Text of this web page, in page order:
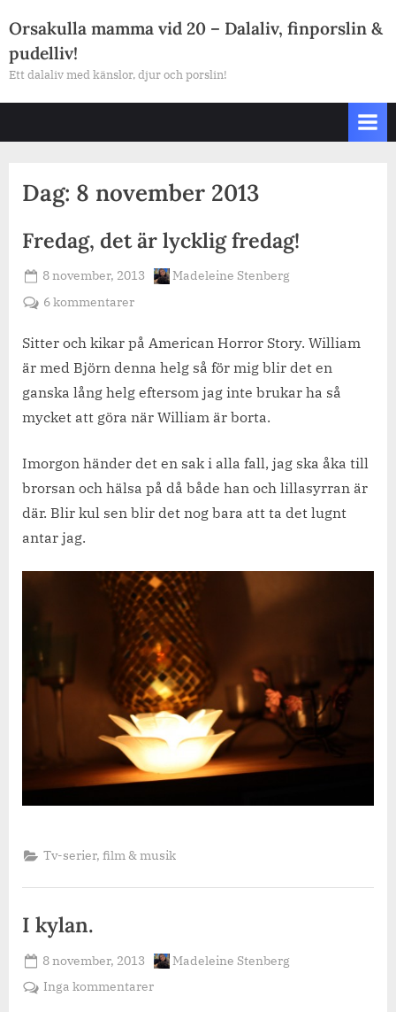
to
content
Orsakulla mamma vid 20 – Dalaliv, finporslin &
pudelliv!
Ett dalaliv med känslor, djur och porslin!
Dag: 8 november 2013
Fredag, det är lycklig fredag!
Posted
on
8 november, 2013 By
Madeleine Stenberg
6 kommentarertill
det
är
fredag!
Sitter och kikar på American Horror Story. William
är med Björn denna helg så för mig blir det en
ganska lång helg eftersom jag inte brukar ha så
mycket att göra när William är borta.
Imorgon händer det en sak i alla fall, jag ska åka till
brorsan och hälsa på då både han och lillasyrran är
där. Blir kul sen blir det nog bara att ta det lugnt
antar jag.
Tv-serier, film & musik
I kylan.
Posted
on
8 november, 2013 By
Madeleine Stenberg
Inga kommentarertill